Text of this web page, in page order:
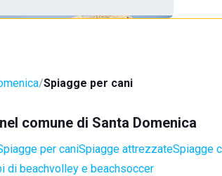
Spiagge per cani
comune di Santa Domenica
per caniSpiagge attrezzateSpiagge
di beachvolley e beachsoccer